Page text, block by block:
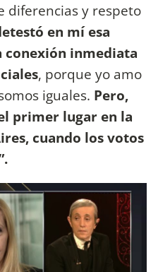
diferencias y respeto
en mí esa
inmediata
, porque yo amo
iguales. Pero,
primer lugar en la
cuando los votos